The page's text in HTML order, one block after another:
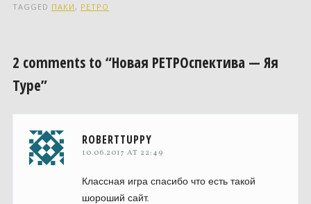
TAGGED ПАКИ , РЕТРО
2 comments to “Новая РЕТРОспектива — Яя
Туре”
ROBERTTUPPY
10.06.2017 AT 22:49
Классная игра спасибо что есть такой
шороший сайт.